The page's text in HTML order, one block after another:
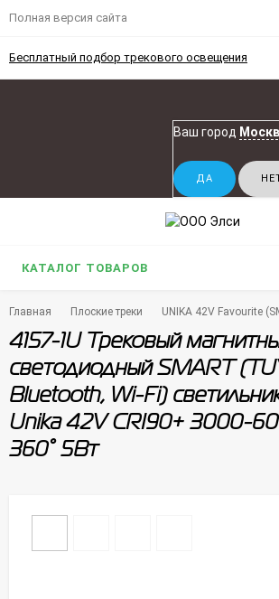
Полная версия сайта
Бесплатный подбор трекового освещения
Ваш город
КАТАЛОГ ТОВАРОВ
Главная Плоские треки UNIKA 42V Favourite
4157-1U Трековый
светодиодный SMART
Bluetooth, Wi-Fi)
Unika 42V CRI90+ 3000-
360° 5Вт